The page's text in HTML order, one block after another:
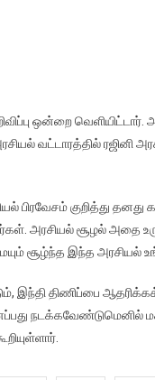
ஒன்றை வெளியிட்டார்.
வட்டாரத்தில் ரஜினி
பிரவேசம் குறித்து தனது
அரசியல் சூழல் அதை
சூழ்ந்த இந்த அரசியல்
இந்தி திணிப்பை
நடக்கவேண்டுமெனில்